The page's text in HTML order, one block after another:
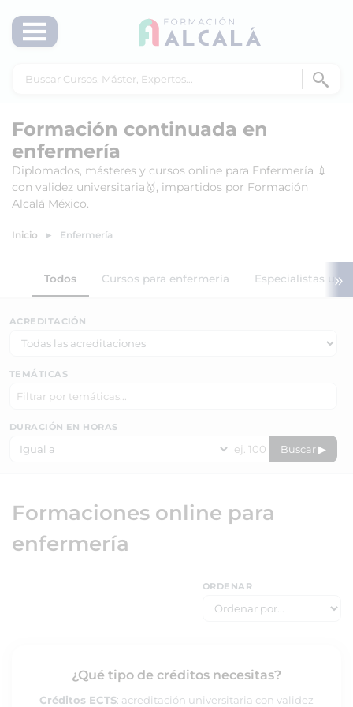
Formación continuada en
enfermería
Diplomados, másteres y cursos online para Enfermería 💉
con validez universitaria🥇, impartidos por Formación
Alcalá México.
Inicio Enfermería
Todos Cursos para enfermería Especialistas »
ACREDITACIÓN
TEMÁTICAS
DURACIÓN EN HORAS
Buscar ▶
Formaciones online para
enfermería
ORDENAR
¿Qué tipo de créditos necesitas?
Créditos ECTS: acreditación universitaria con validez